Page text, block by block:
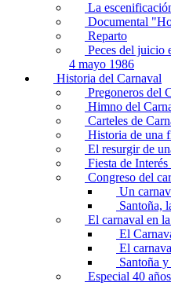
La
Documental
Reparto
Peces del juicio
4 mayo 1986
Historia del Carnaval
Pregoneros del
Himno del
Carteles de
Historia de una
El resurgir de
Fiesta de
Congreso del
Un
Santoña,
El carnaval en
El
El
Santoña
Especial 40